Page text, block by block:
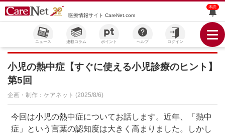
医療情報サイト CareNet.com
未読
ニュース 連載コラム ポイント ヘルプ ログイン
小児の熱中症【すぐに使える小児診療のヒント】
第5回
企画・制作：ケアネット (2025/8/6)
今回は小児の熱中症についてお話します。近年、「熱中
症」という言葉の認知度は大きく高まりました。しかし